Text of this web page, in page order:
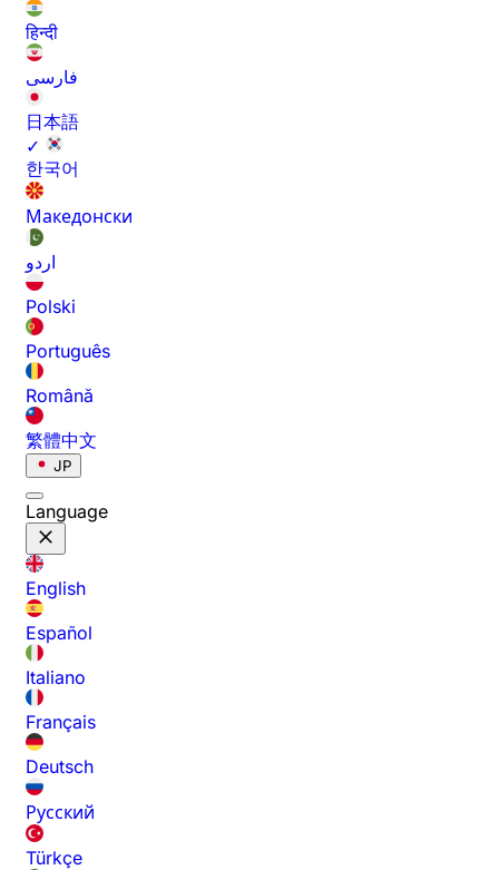
हिन्दी
فارسی
日本語
✓
한국어
Македонски
اردو
Polski
Português
Română
繁體中文
JP
Language
English
Español
Italiano
Français
Deutsch
Русский
Türkçe